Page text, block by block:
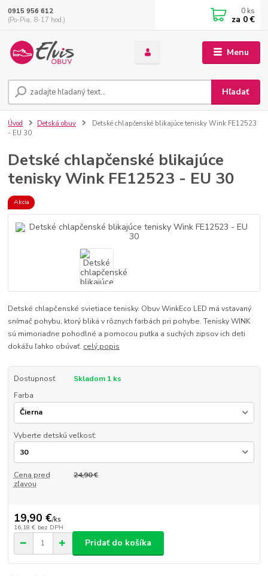
Menu
Hľadať
0915 956 612
(Po-Pia, 8-17 hod.)
0 ks
za 0 €
Úvod Detská obuv
Detské chlapčenské blikajúce tenisky Wink FE12523
- EU 30
Detské chlapčenské blikajúce
tenisky Wink FE12523 - EU 30
Akcia
Detské chlapčenské svietiace tenisky. Obuv WinkEco LED má vstavaný
snímač pohybu, ktorý bliká v rôznych farbách pri pohybe. Tenisky WINK
sú mimoriadne pohodlné a pomocou putka a suchých zipsov ich deti
dokážu ľahko obúvať. celý popis
Dostupnosť
Skladom 1 ks
Farba
Vyberte detskú veľkosť:
Cena pred
zľavou
24,90 €
19,90 €/ks
16,18 € bez DPH
Pridať do košíka